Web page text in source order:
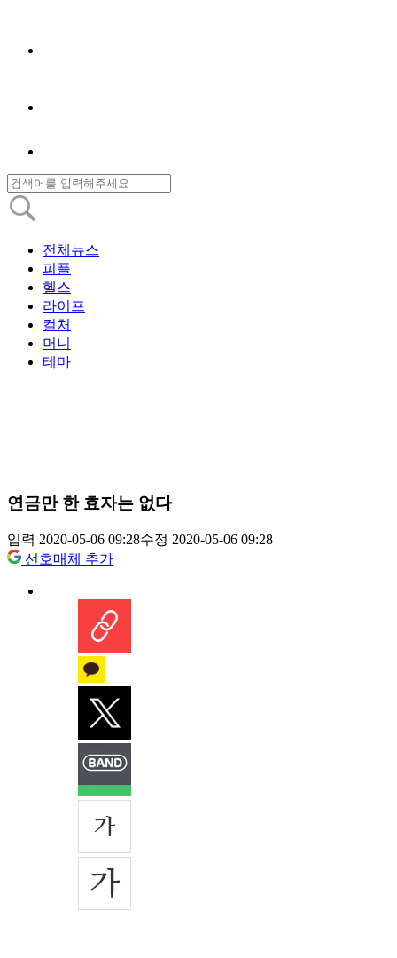
전체뉴스
피플
헬스
라이프
컬처
머니
테마
연금만 한 효자는 없다
입력 2020-05-06 09:28수정 2020-05-06 09:28
선호매체 추가